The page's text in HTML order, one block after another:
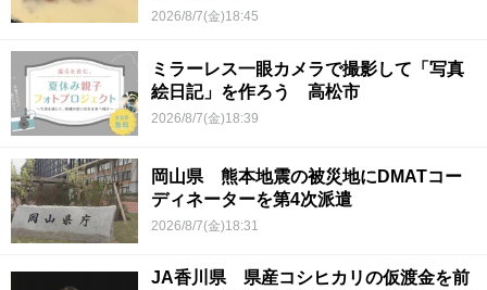
2026/8/7(金)18:45
ミラーレス一眼カメラで撮影して「写真
絵日記」を作ろう 高松市
2026/8/7(金)18:39
岡山県 熊本地震の被災地にDMATコー
ディネーターを第4次派遣
2026/8/7(金)18:31
JA香川県 県産コシヒカリの仮渡金を前